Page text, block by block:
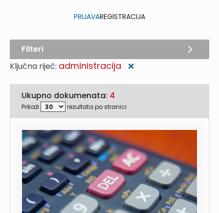
PRIJAVAREGISTRACIJA
Ključna riječ: administracija ❌
Ukupno dokumenata: 4
Prikaži rezultata po stranici
Filteri